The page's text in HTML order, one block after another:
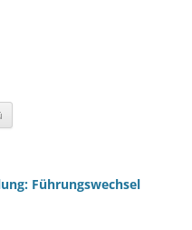
e.V.
Führungswechsel